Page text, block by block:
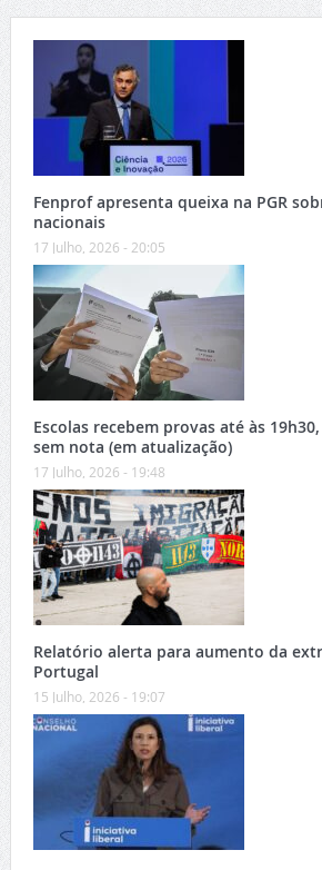
Fenprof apresenta queixa na PGR
nacionais
17 Julho, 2026 - 20:05
Escolas recebem provas até às
sem nota (em atualização)
17 Julho, 2026 - 19:48
Relatório alerta para aumento da
Portugal
15 Julho, 2026 - 19:07